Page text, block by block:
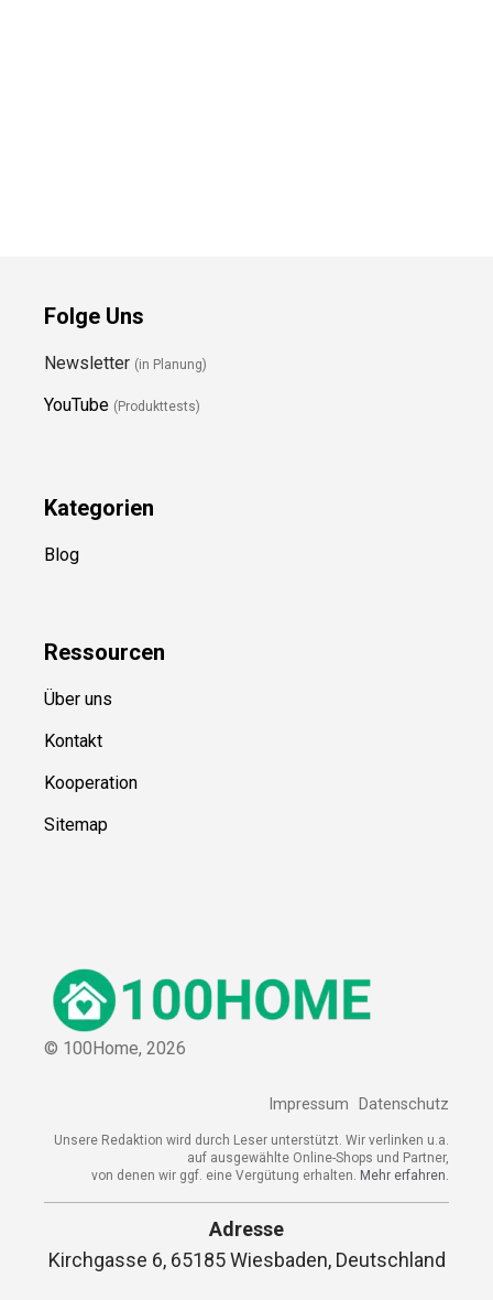
Folge Uns
Newsletter (in Planung)
YouTube (Produkttests)
Kategorien
Blog
Ressourcen
Über uns
Kontakt
Kooperation
Sitemap
© 100Home, 2026
Impressum Datenschutz
Unsere Redaktion wird durch Leser unterstützt. Wir verlinken u.a.
auf ausgewählte Online-Shops und Partner,
von denen wir ggf. eine Vergütung erhalten. Mehr erfahren.
Adresse
Kirchgasse 6, 65185 Wiesbaden, Deutschland